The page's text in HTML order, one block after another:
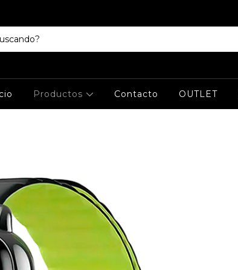
Productos Contacto OUTLET